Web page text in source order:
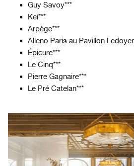
Guy Savoy***
Kei***
Arpège***
Alleno Paris au Pavillon
Épicure***
Le Cinq***
Pierre Gagnaire***
Le Pré Catelan***